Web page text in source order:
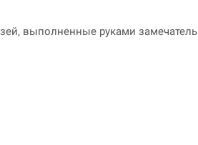
выполненные руками